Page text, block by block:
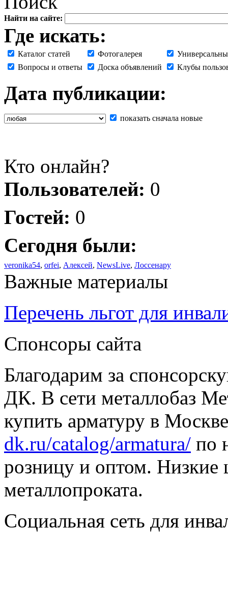
Найти на сайте:
Где искать:
Каталог статей Фотогалерея
Вопросы и ответы
Доска объявлений Клубы
Дата публикации:
показать сначала новые
Кто онлайн?
Пользователей: 0
Гостей: 0
Сегодня были:
veronika54, orfei, Алексей, NewsLive, Лоссенару
Важные материалы
Перечень льгот для
Спонсоры сайта
Благодарим за
ДК. В сети металлобаз
купить арматуру в
dk.ru/catalog/armatura/ по
розницу и оптом. Низкие
металлопроката.
Социальная сеть для